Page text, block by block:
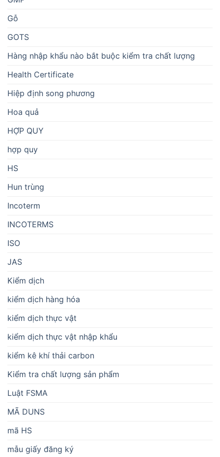
Gỗ
GOTS
Hàng nhập khẩu nào bắt buộc kiểm tra chất lượng
Health Certificate
Hiệp định song phương
Hoa quả
HỢP QUY
hợp quy
HS
Hun trùng
Incoterm
INCOTERMS
ISO
JAS
Kiểm dịch
kiểm dịch hàng hóa
kiểm dịch thực vật
kiểm dịch thực vật nhập khẩu
kiểm kê khí thải carbon
Kiểm tra chất lượng sản phẩm
Luật FSMA
MÃ DUNS
mã HS
mẫu giấy đăng ký